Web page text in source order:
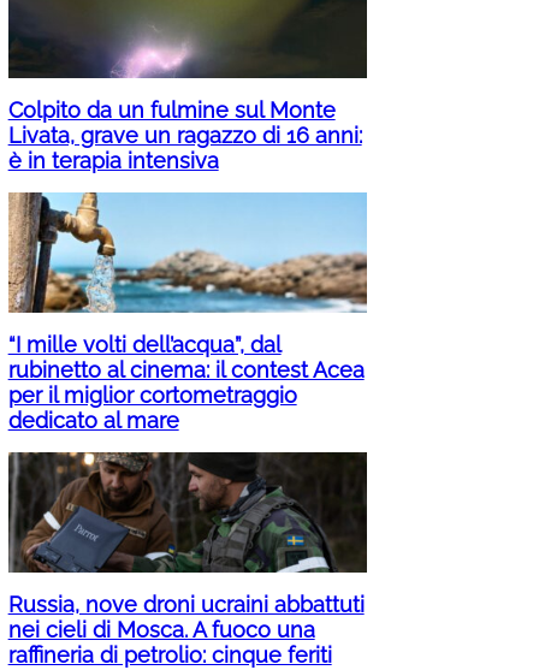
Colpito da un fulmine sul Monte
Livata, grave un ragazzo di 16 anni:
è in terapia intensiva
“I mille volti dell’acqua”, dal
rubinetto al cinema: il contest Acea
per il miglior cortometraggio
dedicato al mare
Russia, nove droni ucraini abbattuti
nei cieli di Mosca. A fuoco una
raffineria di petrolio: cinque feriti